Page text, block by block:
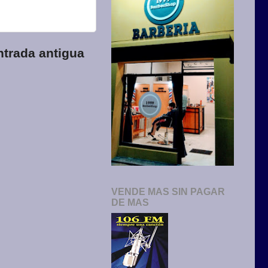
antigua
VENDE MAS SIN PAGAR
DE MAS